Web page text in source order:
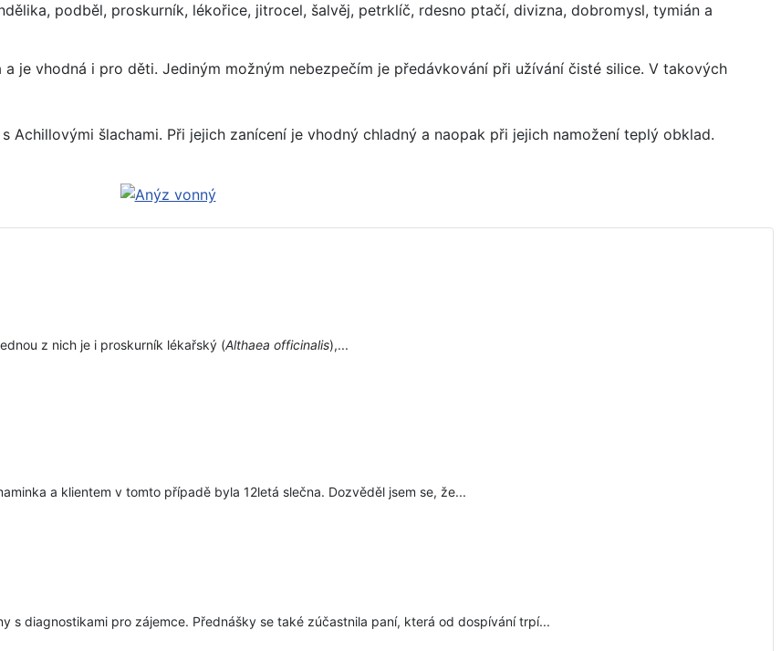
podběl, proskurník, lékořice, jitrocel, šalvěj, petrklíč, rdesno ptačí, divizna, dobromysl, tymián a
je vhodná i pro děti. Jediným možným nebezpečím je předávkování při užívání čisté silice. V takových
šlachami. Při jejich zanícení je vhodný chladný a naopak při jejich namožení teplý obklad.
z nich je i proskurník lékařský (Althaea officinalis),...
a klientem v tomto případě byla 12letá slečna. Dozvěděl jsem se, že...
s diagnostikami pro zájemce. Přednášky se také zúčastnila paní, která od dospívání trpí...